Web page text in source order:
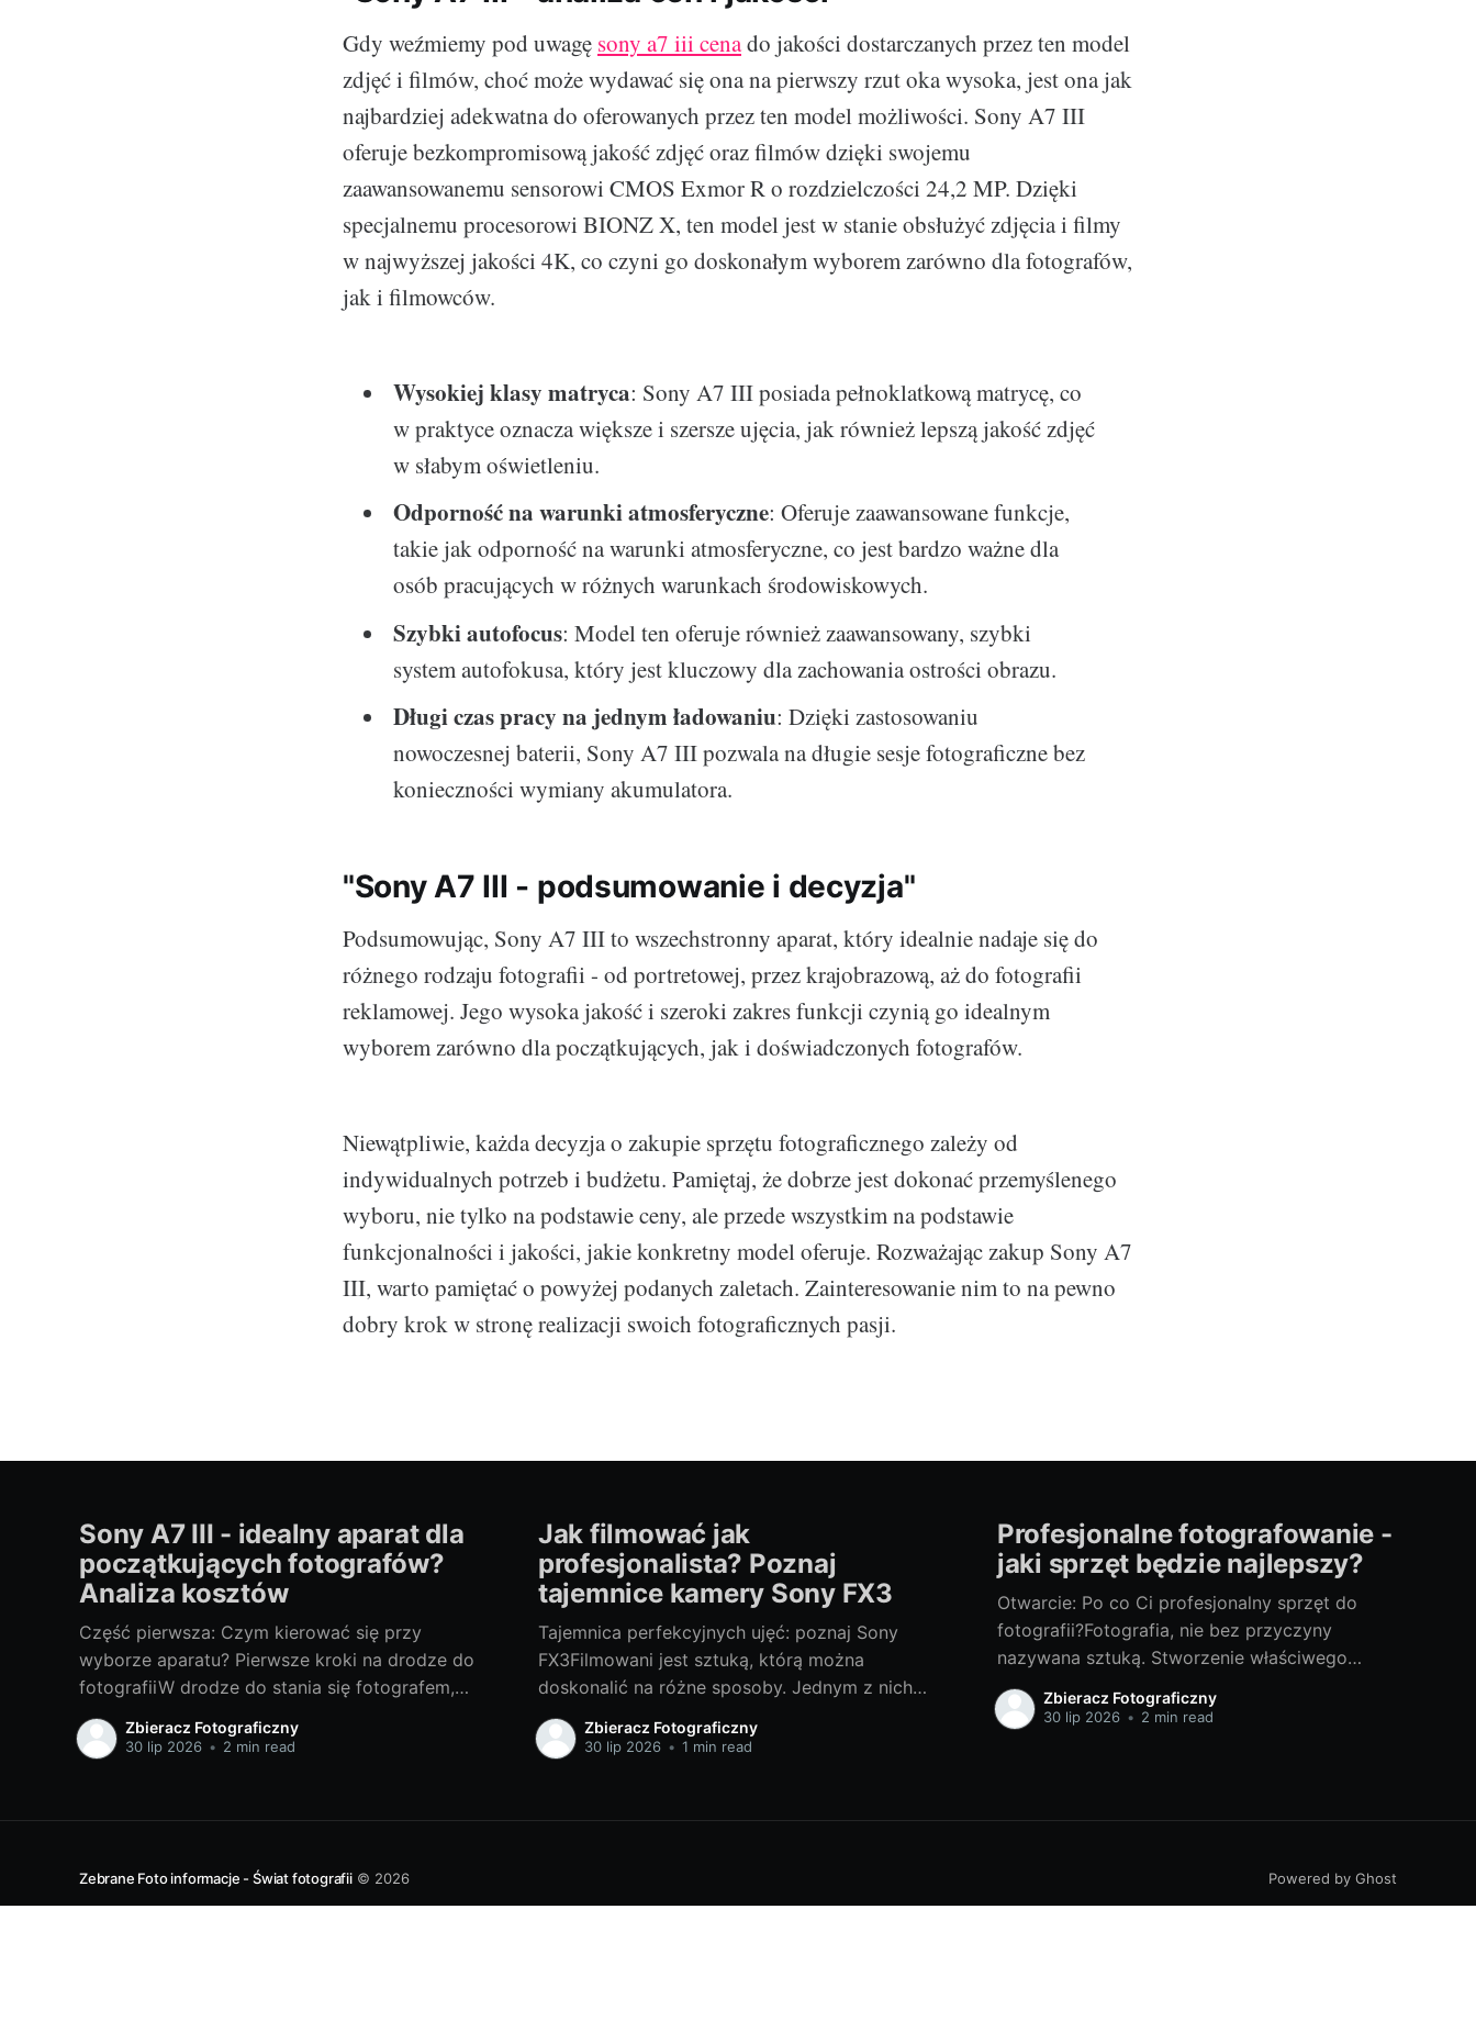
Gdy weźmiemy pod uwagę sony a7 iii cenado jakości dostarczanych przez ten model
zdjęć i filmów, choć może wydawać się ona na pierwszy rzut oka wysoka, jest ona jak
najbardziej adekwatna do oferowanych przez ten model możliwości. Sony A7 III
oferuje bezkompromisową jakość zdjęć oraz filmów dzięki swojemu
zaawansowanemu sensorowi CMOS Exmor R o rozdzielczości 24,2 MP. Dzięki
specjalnemu procesorowi BIONZ X, ten model jest w stanie obsłużyć zdjęcia i filmy
w najwyższej jakości 4K, co czyni go doskonałym wyborem zarówno dla fotografów,
jak i filmowców.
Wysokiej klasy matryca: Sony A7 III posiada pełnoklatkową matrycę, co
w praktyce oznacza większe i szersze ujęcia, jak również lepszą jakość zdjęć
w słabym oświetleniu.
Odporność na warunki atmosferyczne: Oferuje zaawansowane funkcje,
takie jak odporność na warunki atmosferyczne, co jest bardzo ważne dla
osób pracujących w różnych warunkach środowiskowych.
Szybki autofocus: Model ten oferuje również zaawansowany, szybki
system autofokusa, który jest kluczowy dla zachowania ostrości obrazu.
Długi czas pracy na jednym ładowaniu: Dzięki zastosowaniu
nowoczesnej baterii, Sony A7 III pozwala na długie sesje fotograficzne bez
konieczności wymiany akumulatora.
"Sony A7 III - podsumowanie i decyzja"
Podsumowując, Sony A7 III to wszechstronny aparat, który idealnie nadaje się do
różnego rodzaju fotografii - od portretowej, przez krajobrazową, aż do fotografii
reklamowej. Jego wysoka jakość i szeroki zakres funkcji czynią go idealnym
wyborem zarówno dla początkujących, jak i doświadczonych fotografów.
Niewątpliwie, każda decyzja o zakupie sprzętu fotograficznego zależy od
indywidualnych potrzeb i budżetu. Pamiętaj, że dobrze jest dokonać przemyślenego
wyboru, nie tylko na podstawie ceny, ale przede wszystkim na podstawie
funkcjonalności i jakości, jakie konkretny model oferuje. Rozważając zakup Sony A7
III, warto pamiętać o powyżej podanych zaletach. Zainteresowanie nim to na pewno
dobry krok w stronę realizacji swoich fotograficznych pasji.
Sony A7 III - idealny aparat dla
początkujących fotografów?
Analiza kosztów
Część pierwsza: Czym kierować się przy
wyborze aparatu? Pierwsze kroki na drodze do
fotografiiW drodze do stania się fotografem,
wybór odpowiedniego sprzętu jest jednym z
najważniejszych kroków. Bez względu na to,
aparat może znacznie wpłynąć na Twoje
Zbieracz Fotograficzny
30 lip 2026 • 2 min read
Jak filmować jak
profesjonalista? Poznaj
tajemnice kamery Sony FX3
Tajemnica perfekcyjnych ujęć: poznaj Sony
FX3Filmowani jest sztuką, którą można
doskonalić na różne sposoby. Jednym z nich
jest wybór odpowiedniego sprzętu. Dziś,
chcielibyśmy przedstawić Ci niesamowite
podejście do filmowania. Sprawdźmy, jak sony
Zbieracz Fotograficzny
30 lip 2026 • 1 min read
Profesjonalne fotografowanie -
jaki sprzęt będzie najlepszy?
Otwarcie: Po co Ci profesjonalny sprzęt do
fotografii?Fotografia, nie bez przyczyny
nazywana sztuką. Stworzenie właściwego
kadru, złapanie emocji czy okiełznanie światła
to tylko początek fascynującej drogi po
ale fotograf.
Zbieracz Fotograficzny
30 lip 2026 • 2 min read
Zebrane Foto informacje - Świat fotografii© 2026 Powered by Ghost